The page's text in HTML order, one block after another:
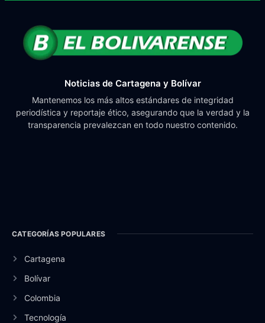
Noticias de Cartagena y Bolívar
Mantenemos los más altos estándares de integridad
periodística y reportaje ético, asegurando que la verdad y la
transparencia prevalezcan en todo nuestro contenido.
CATEGORÍAS POPULARES
Cartagena
Bolívar
Colombia
Tecnología